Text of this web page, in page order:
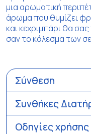
μια αρωματική
άρωμα που θυμίζει
και κεχριμπάρι θα
σαν το κάλεσμα των
Σύνθεση
Συνθήκες
Οδηγίες χρήσης